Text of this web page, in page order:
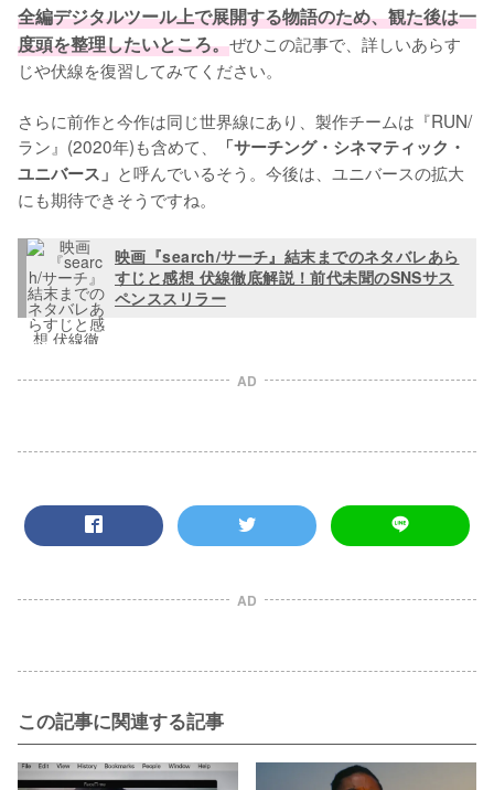
全編デジタルツール上で展開する物語のため、観た後は一
度頭を整理したいところ。ぜひこの記事で、詳しいあらす
じや伏線を復習してみてください。
さらに前作と今作は同じ世界線にあり、製作チームは『RUN/
ラン』(2020年)も含めて、
「サーチング・シネマティック・
ユニバース」 と呼んでいるそう。今後は、ユニバースの拡大
にも期待できそうですね。
映画『search/サーチ』結末までのネタバレあら
すじと感想 伏線徹底解説！前代未聞のSNSサス
ペンススリラー
AD
AD
この記事に関連する記事